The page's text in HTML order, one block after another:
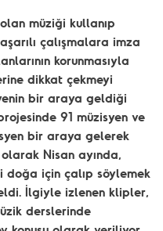
müziği kullanıp
çalışmalara imza
korunmasıyla
dikkat çekmeyi
bir araya geldiği
91 müzisyen ve
bir araya gelerek
Nisan ayında,
doğa için çalıp söylemek
İlgiyle izlenen klipler,
derslerinde